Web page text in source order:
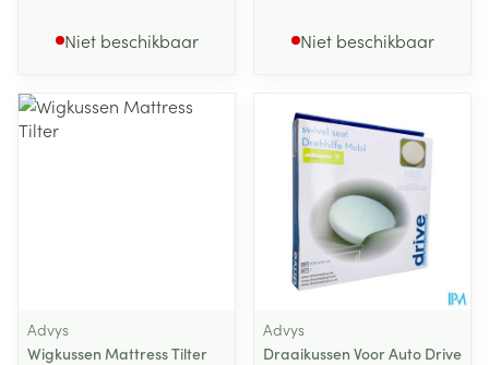
Niet beschikbaar Niet beschikbaar
Advys
Wigkussen Mattress Tilter
Advys
Draaikussen Voor Auto Drive